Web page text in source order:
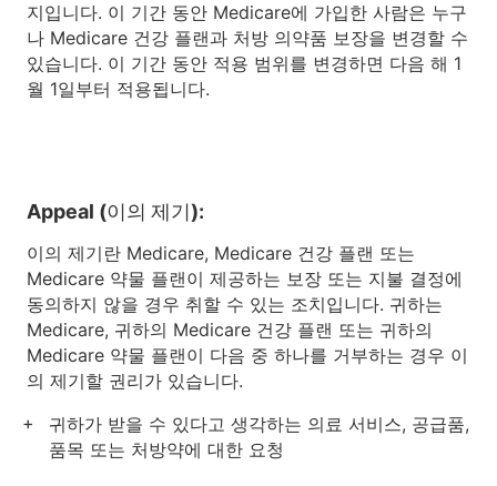
지입니다. 이 기간 동안 Medicare에 가입한 사람은 누구
나 Medicare 건강 플랜과 처방 의약품 보장을 변경할 수
있습니다. 이 기간 동안 적용 범위를 변경하면 다음 해 1
월 1일부터 적용됩니다.
Appeal (이의 제기):
이의 제기란 Medicare, Medicare 건강 플랜 또는
Medicare 약물 플랜이 제공하는 보장 또는 지불 결정에
동의하지 않을 경우 취할 수 있는 조치입니다. 귀하는
Medicare, 귀하의 Medicare 건강 플랜 또는 귀하의
Medicare 약물 플랜이 다음 중 하나를 거부하는 경우 이
의 제기할 권리가 있습니다.
귀하가 받을 수 있다고 생각하는 의료 서비스, 공급품,
품목 또는 처방약에 대한 요청